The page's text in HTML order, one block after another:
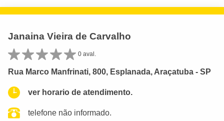
Janaina Vieira de Carvalho
0 aval.
Rua Marco Manfrinati, 800, Esplanada, Araçatuba - SP
ver horario de atendimento.
telefone não informado.